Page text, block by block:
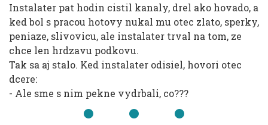
Instalater pat hodin cistil kanaly, drel ako hovado, a
ked bol s pracou hotovy nukal mu otec zlato, sperky,
peniaze, slivovicu, ale instalater trval na tom, ze
chce len hrdzavu podkovu.
Tak sa aj stalo. Ked instalater odisiel, hovori otec
dcere:
- Ale sme s nim pekne vydrbali, co???